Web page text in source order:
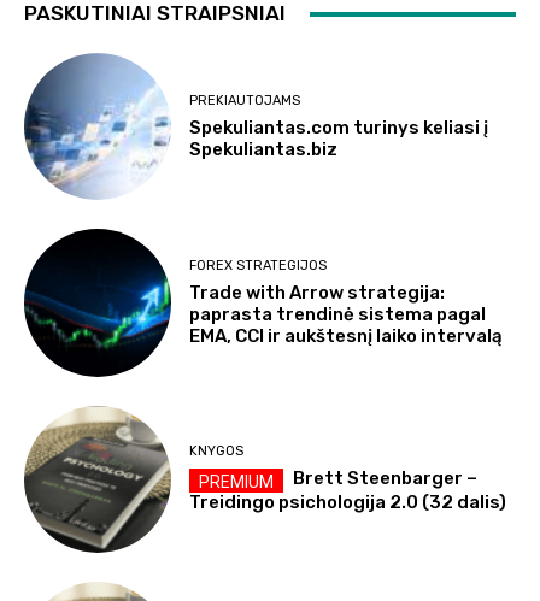
PASKUTINIAI STRAIPSNIAI
PREKIAUTOJAMS
Spekuliantas.com turinys keliasi į
Spekuliantas.biz
FOREX STRATEGIJOS
Trade with Arrow strategija:
paprasta trendinė sistema pagal
EMA, CCI ir aukštesnį laiko intervalą
KNYGOS
Brett Steenbarger –
Treidingo psichologija 2.0 (32 dalis)